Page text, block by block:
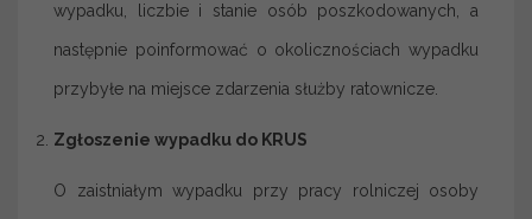
wypadku, liczbie i stanie osób poszkodowanych, a
następnie poinformować o okolicznościach wypadku
przybyłe na miejsce zdarzenia służby ratownicze.
Zgłoszenie wypadku do KRUS
O zaistniałym wypadku przy pracy rolniczej osoby